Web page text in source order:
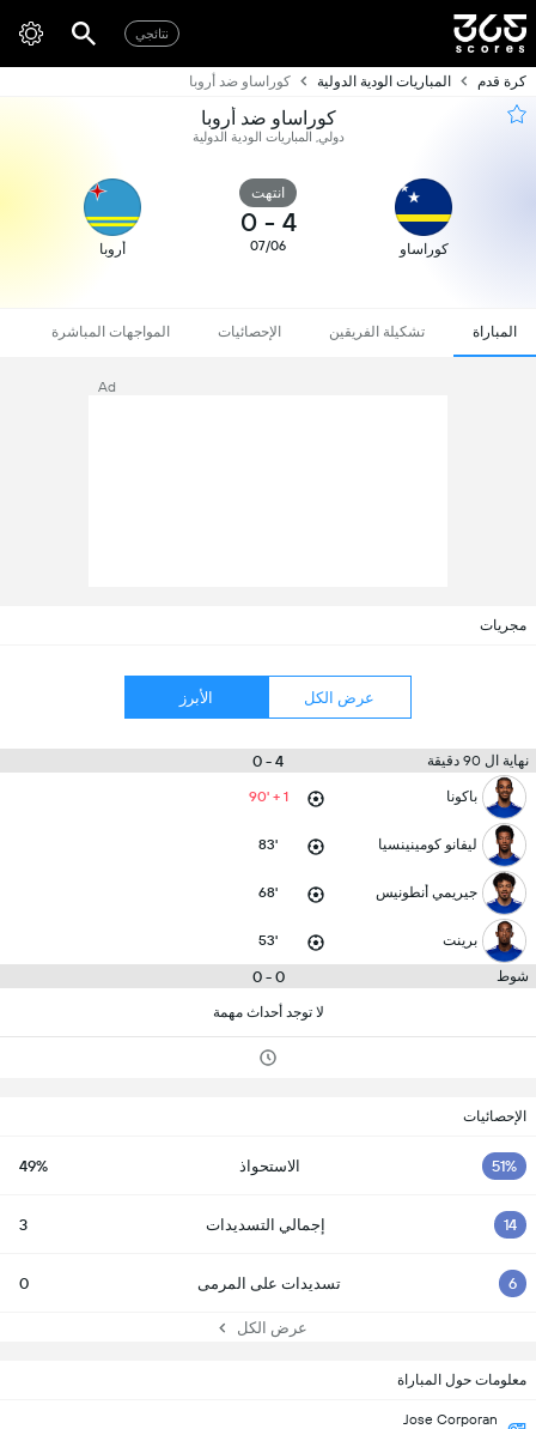
نتائجي
كرة قدم المباريات الودية الدولية كوراساو ضد أروبا
كوراساو ضد أروبا
دولي, المباريات الودية الدولية
كوراساو
انتهت
4
-
0
07/06 أروبا
المباراة تشكيلة الفريقين الإحصائيات المواجهات المباشرة
Ad
مجريات
عرض الكل الأبرز
نهاية ال 90 دقيقة 4 - 0
باكونا 90' + 1
ليفانو كومينينسيا 83'
جيريمي أنطونيس 68'
برينت 53'
شوط 0 - 0
لا توجد أحداث مهمة
الإحصائيات
51% الاستحواذ 49%
14 إجمالي التسديدات 3
6 تسديدات على المرمى 0
عرض الكل
معلومات حول المباراة
Jose Corporan